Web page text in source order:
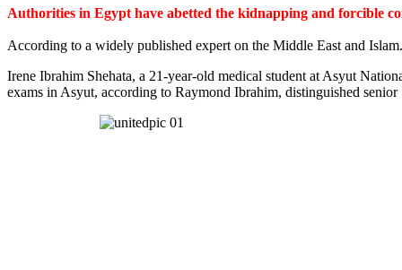
Authorities in Egypt have abetted the kidnapping and forcible
According to a widely published expert on the Middle East and Islam.
Irene Ibrahim Shehata, a 21-year-old medical student at Asyut
exams in Asyut, according to Raymond Ibrahim, distinguished